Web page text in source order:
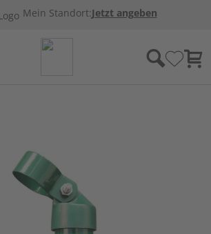
Mein Standort:Jetzt angeben